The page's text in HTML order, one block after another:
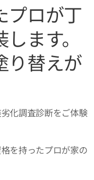
ロが丁
ます。
り替えが
化調査診断をご体験
を持ったプロが家の